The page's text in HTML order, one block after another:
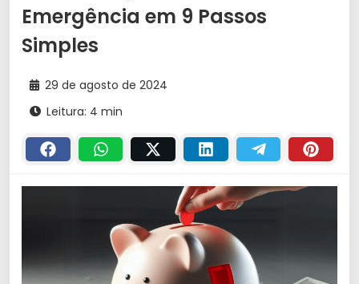
Emergência em 9 Passos
Simples
29 de agosto de 2024
Leitura: 4 min